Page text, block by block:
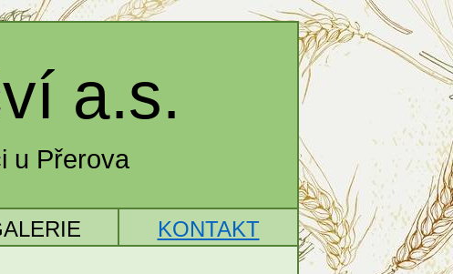
a.s.
u Přerova
KONTAKT